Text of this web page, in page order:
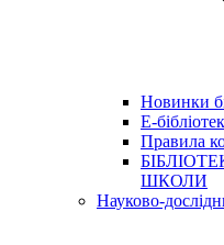
Новинки
E-
Правила
ШКОЛИ
Науково-